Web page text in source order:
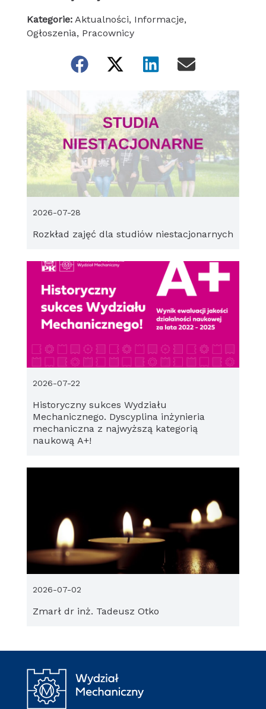
Kategorie: Aktualności, Informacje,
Ogłoszenia, Pracownicy
Rozkład zajęć dla studiów niestacjonarnych
2026-07-28
Historyczny sukces Wydziału
Mechanicznego. Dyscyplina inżynieria
mechaniczna z najwyższą kategorią
naukową A+!
2026-07-22
Zmarł dr inż. Tadeusz Otko
2026-07-02